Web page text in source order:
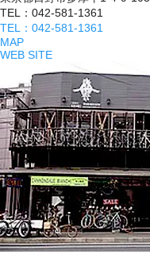
TEL：042-581-1361
TEL：042-581-1361
MAP
WEB SITE